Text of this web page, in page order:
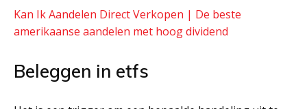
Kan Ik Aandelen Direct Verkopen | De beste
amerikaanse aandelen met hoog dividend
Beleggen in etfs